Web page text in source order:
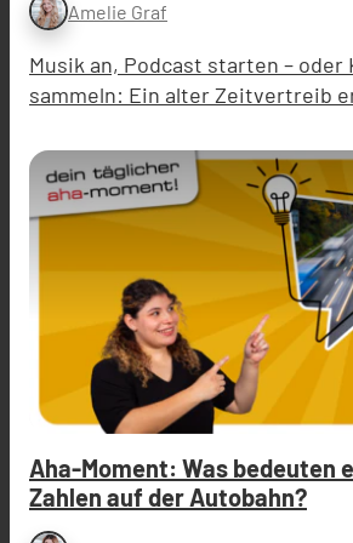
Amelie Graf
Musik an, Podcast starten – oder
sammeln: Ein alter Zeitvertreib
Aha-Moment: Was bedeuten
Zahlen auf der Autobahn?